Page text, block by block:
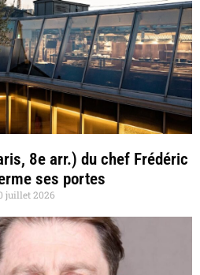
8e arr.) du chef Frédéric
ses portes
juillet 2026